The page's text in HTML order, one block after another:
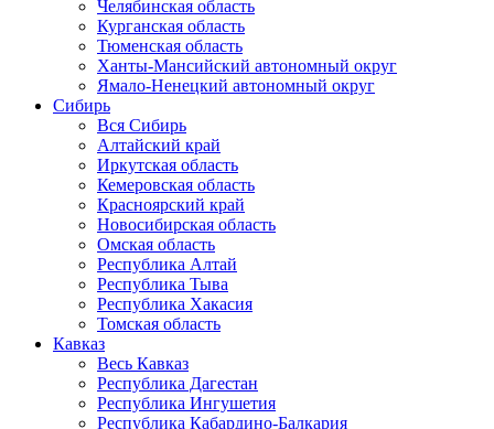
Челябинская область
Курганская область
Тюменская область
Ханты-Мансийский автономный округ
Ямало-Ненецкий автономный округ
Сибирь
Вся Сибирь
Алтайский край
Иркутская область
Кемеровская область
Красноярский край
Новосибирская область
Омская область
Республика Алтай
Республика Тыва
Республика Хакасия
Томская область
Кавказ
Весь Кавказ
Республика Дагестан
Республика Ингушетия
Республика Кабардино-Балкария